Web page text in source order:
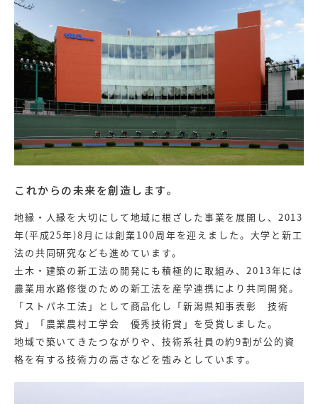
これからの未来を創造します。
地縁・人縁を大切にして地域に根ざした事業を展開し、2013
年(平成25年)8月には創業100周年を迎えました。大学と新工
法の共同研究なども進めています。
土木・建築の新工法の開発にも積極的に取組み、2013年には
農業用水路修復のための新工法を産学連携により共同開発。
「ストパネ工法」として商品化し「新潟県知事表彰 技術
賞」「農業農村工学会 優秀技術賞」を受賞しました。
地域で築いてきたつながりや、技術系社員の約9割が公的資
格を有する技術力の高さなどを強みとしています。